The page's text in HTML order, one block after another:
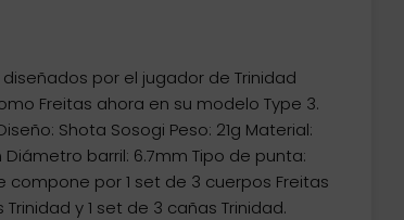
por el jugador de Trinidad
Freitas ahora en su modelo Type 3.
Shota Sosogi Peso: 21g Material:
barril: 6.7mm Tipo de punta:
compone por 1 set de 3 cuerpos Freitas
y 1 set de 3 cañas Trinidad.